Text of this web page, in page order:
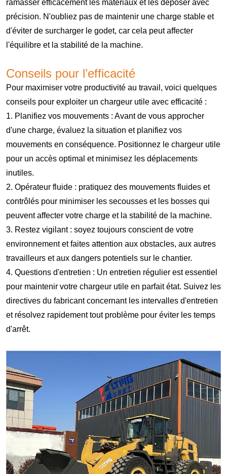
ramasser efficacement les matériaux et les déposer avec
précision. N'oubliez pas de maintenir une charge stable et
d'éviter de surcharger le godet, car cela peut affecter
l'équilibre et la stabilité de la machine.
Conseils pour l’efficacité
Pour maximiser votre productivité au travail, voici quelques
conseils pour exploiter un chargeur utile avec efficacité :
1. Planifiez vos mouvements : Avant de vous approcher
d'une charge, évaluez la situation et planifiez vos
mouvements en conséquence. Positionnez le chargeur utile
pour un accès optimal et minimisez les déplacements
inutiles.
2. Opérateur fluide : pratiquez des mouvements fluides et
contrôlés pour minimiser les secousses et les bosses qui
peuvent affecter votre charge et la stabilité de la machine.
3. Restez vigilant : soyez toujours conscient de votre
environnement et faites attention aux obstacles, aux autres
travailleurs et aux dangers potentiels sur le chantier.
4. Questions d'entretien : Un entretien régulier est essentiel
pour maintenir votre chargeur utile en parfait état. Suivez les
directives du fabricant concernant les intervalles d'entretien
et résolvez rapidement tout problème pour éviter les temps
d'arrêt.